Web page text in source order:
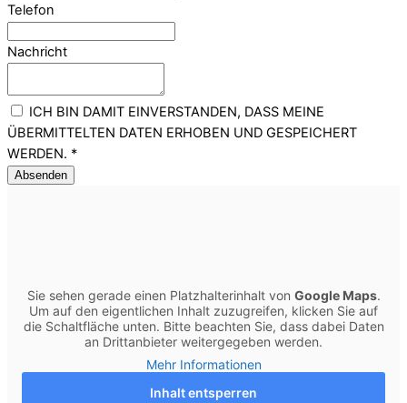
Telefon
Nachricht
ICH BIN DAMIT EINVERSTANDEN, DASS MEINE
ÜBERMITTELTEN DATEN ERHOBEN UND GESPEICHERT
WERDEN. *
Absenden
Sie sehen gerade einen Platzhalterinhalt von Google Maps.
Um auf den eigentlichen Inhalt zuzugreifen, klicken Sie auf
die Schaltfläche unten. Bitte beachten Sie, dass dabei Daten
an Drittanbieter weitergegeben werden.
Mehr Informationen
Inhalt entsperren